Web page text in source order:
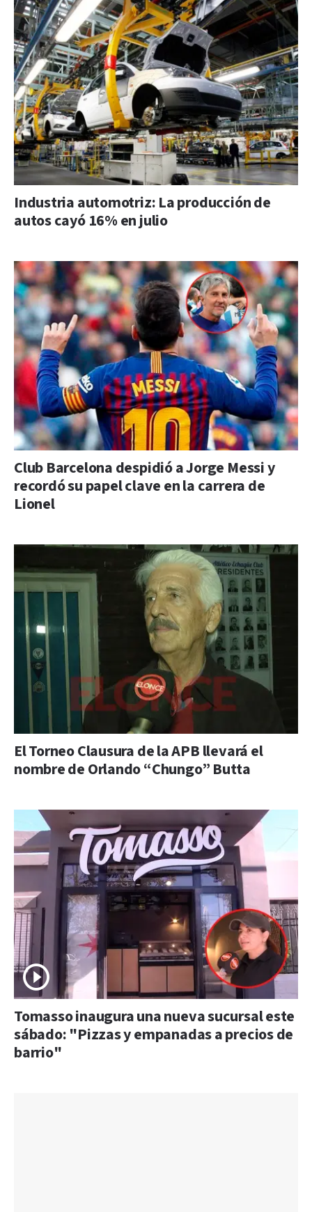
Industria automotriz: La producción de
autos cayó 16% en julio
Club Barcelona despidió a Jorge Messi y
recordó su papel clave en la carrera de
Lionel
El Torneo Clausura de la APB llevará el
nombre de Orlando “Chungo” Butta
Tomasso inaugura una nueva sucursal este
sábado: "Pizzas y empanadas a precios de
barrio"